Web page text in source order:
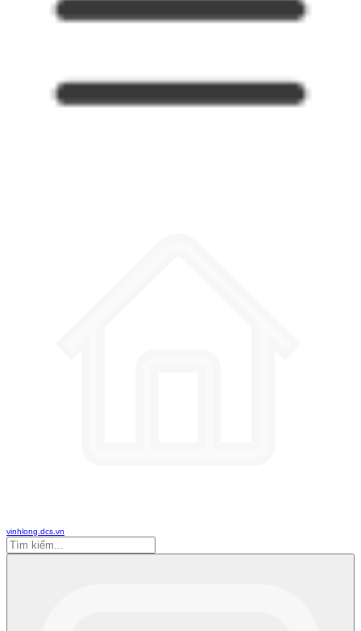
vinhlong.dcs.vn